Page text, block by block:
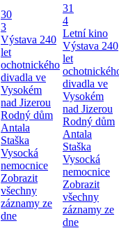
30
3
Výstava 240
let
ochotnického
divadla ve
Vysokém
nad Jizerou
Rodný dům
Antala
Staška
Vysocká
nemocnice
Zobrazit
všechny
záznamy ze
dne
31
4
Letní kino
Výstava 240
let
divadla ve
Vysokém
nad Jizerou
Rodný dům
Antala
Staška
Vysocká
nemocnice
Zobrazit
všechny
záznamy ze
dne